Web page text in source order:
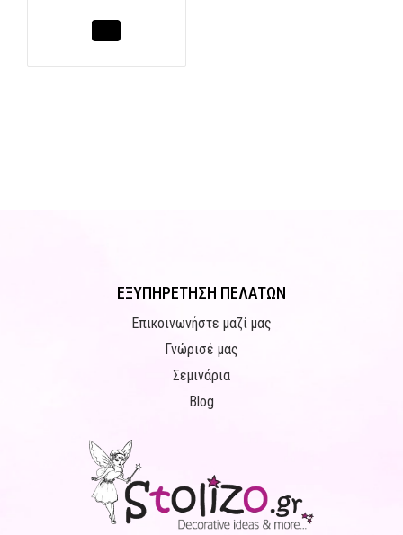
ΕΞΥΠΗΡΕΤΗΣΗ ΠΕΛΑΤΩΝ
Επικοινωνήστε μαζί μας
Γνώρισέ μας
Σεμινάρια
Blog